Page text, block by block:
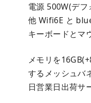
電源 500W(デ
他 Wifi6E と
キーボードとマ
メモリを
するメッシュバ
日営業日出荷サ